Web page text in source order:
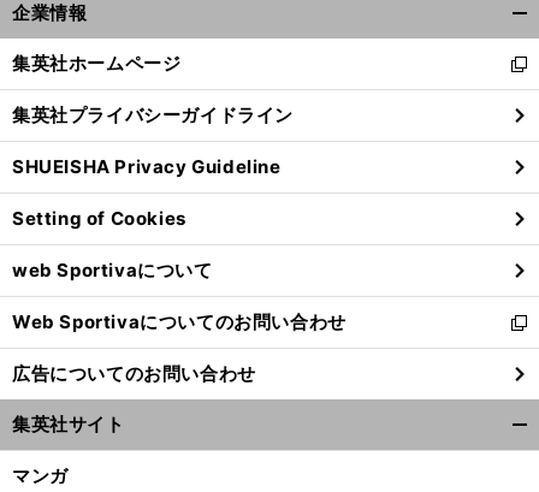
企業情報
閉
る
集英社ホームページ
新
し
い
ウ
ィ
ン
ド
ウ
で
開
く
集英社プライバシーガイドライン
SHUEISHA Privacy Guideline
Setting of Cookies
web Sportivaについて
Web Sportivaについてのお問い合わせ
新
し
い
ウ
ィ
ン
広告についてのお問い合わせ
集英社サイト
マンガ